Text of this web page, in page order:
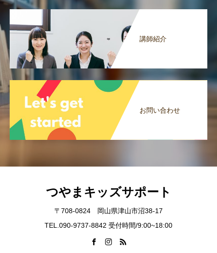
講師紹介
お問い合わせ
つやまキッズサポート
〒708-0824 岡山県津山市沼38-17
TEL.090-9737-8842 受付時間/9:00~18:00